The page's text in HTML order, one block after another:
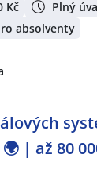
Kč
Plný
absolventy
| až 80